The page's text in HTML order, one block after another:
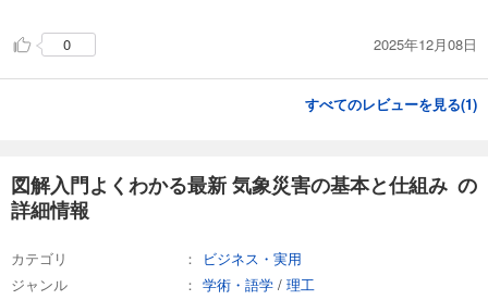
0 2025年12月08日
すべてのレビューを見る(1)
図解入門よくわかる最新 気象災害の基本と仕組み の
詳細情報
カテゴリ
ビジネス・実用
ジャンル
学術・語学 / 理工